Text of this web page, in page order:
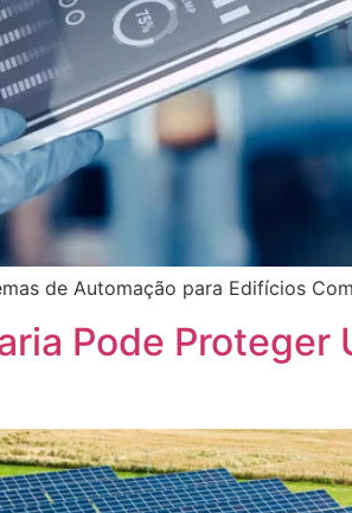
de Automação para Edifícios
Pode Proteger